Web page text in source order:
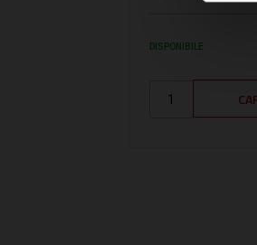
DISPONIBILE